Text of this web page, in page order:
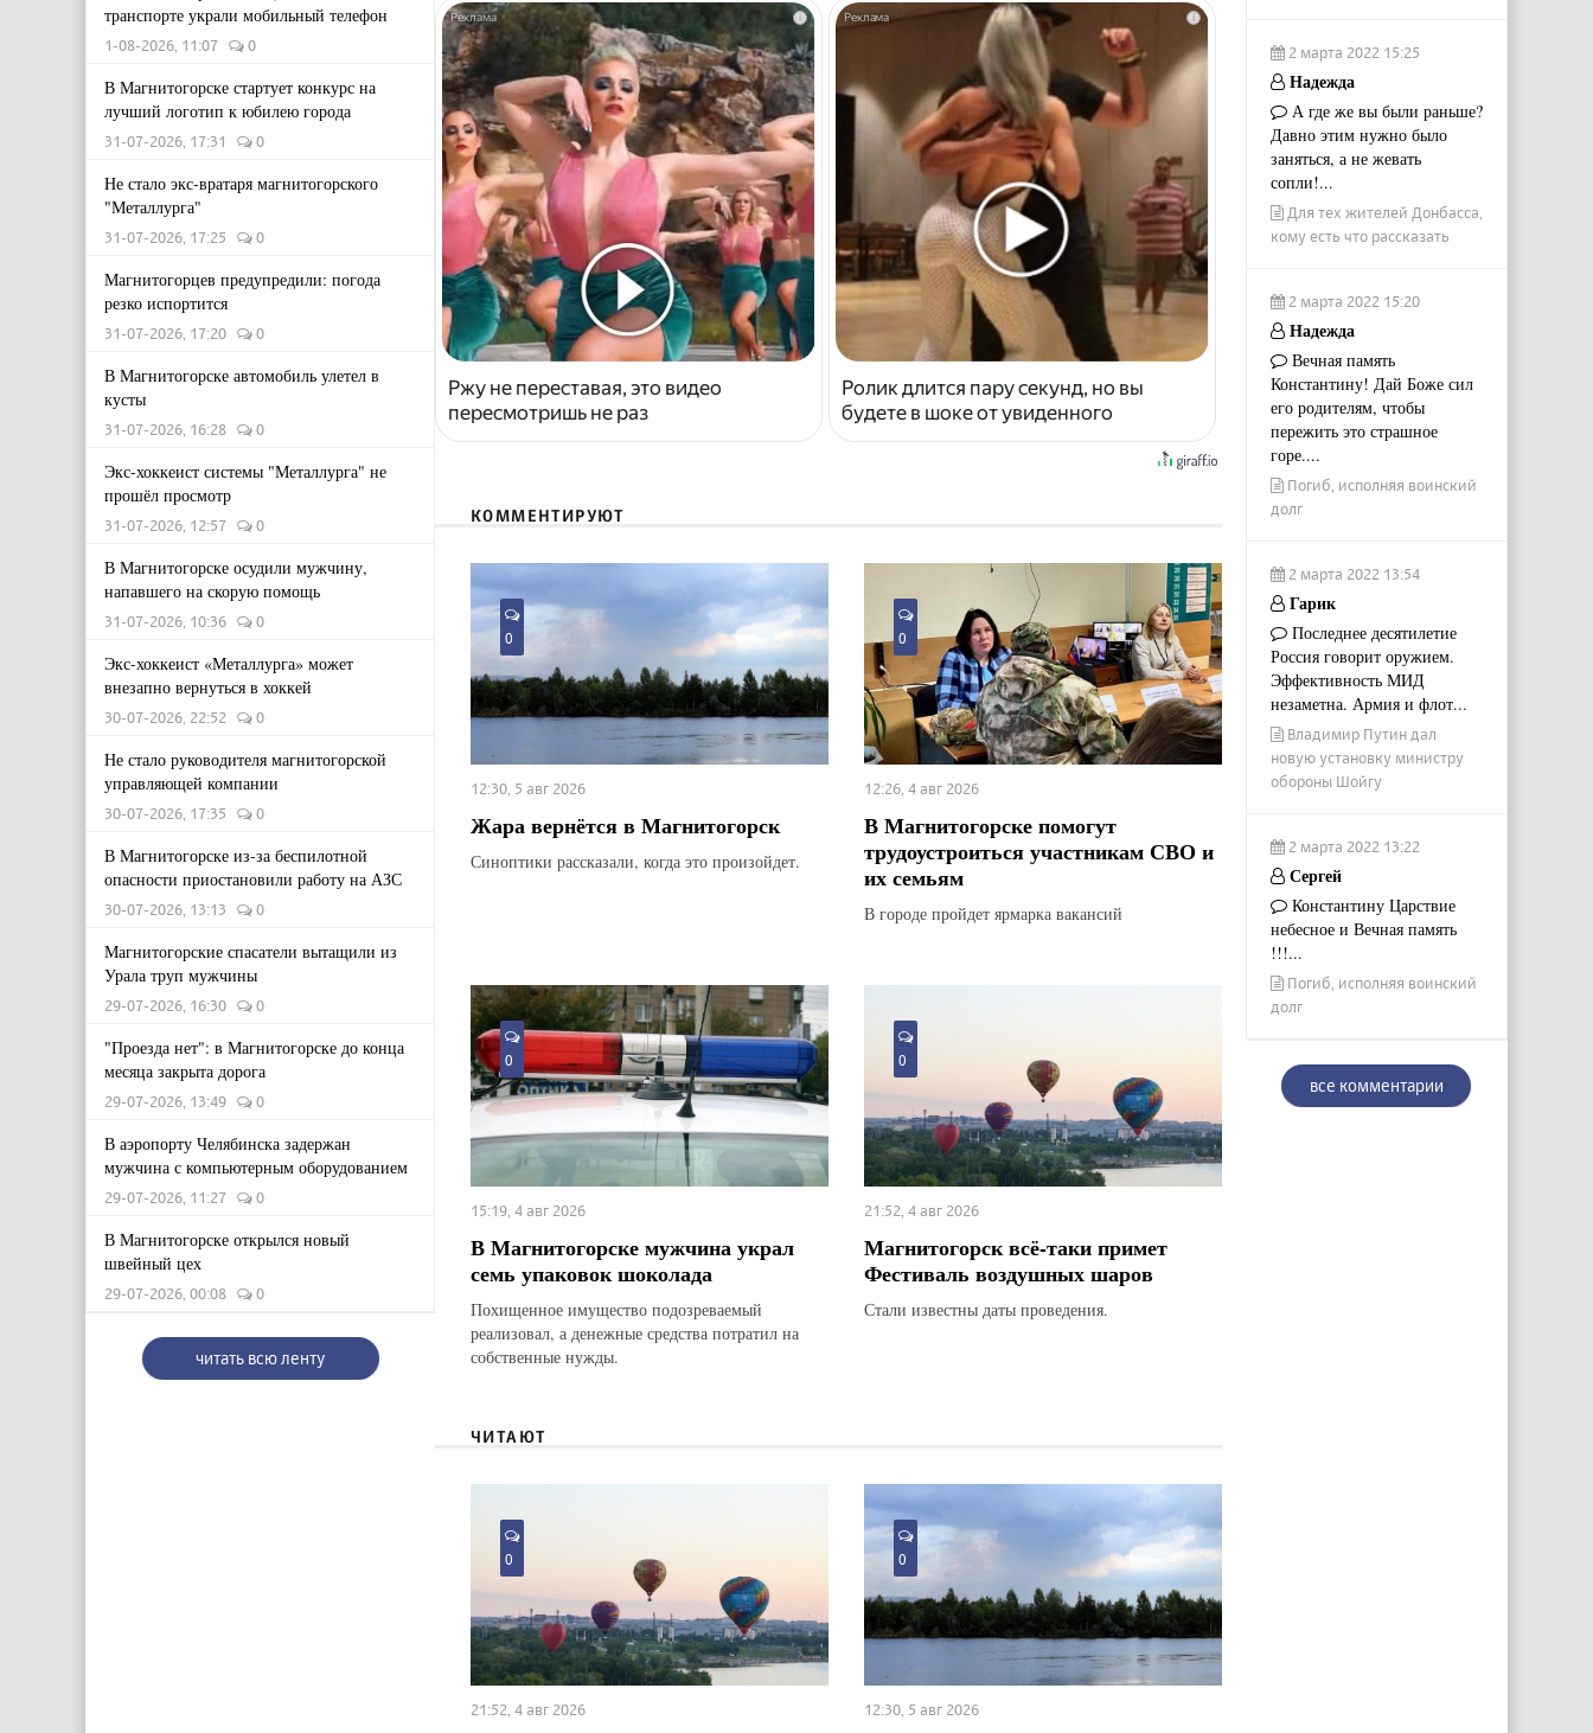
транспорте украли мобильный телефон
1-08-2026, 11:07 0
В Магнитогорске стартует конкурс на
лучший логотип к юбилею города
31-07-2026, 17:31 0
Не стало экс-вратаря магнитогорского
"Металлурга"
31-07-2026, 17:25 0
Магнитогорцев предупредили: погода
резко испортится
31-07-2026, 17:20 0
В Магнитогорске автомобиль улетел в
кусты
31-07-2026, 16:28 0
Экс-хоккеист системы "Металлурга" не
прошёл просмотр
31-07-2026, 12:57 0
В Магнитогорске осудили мужчину,
напавшего на скорую помощь
31-07-2026, 10:36 0
Экс-хоккеист «Металлурга» может
внезапно вернуться в хоккей
30-07-2026, 22:52 0
Не стало руководителя магнитогорской
управляющей компании
30-07-2026, 17:35 0
В Магнитогорске из-за беспилотной
опасности приостановили работу на АЗС
30-07-2026, 13:13 0
Магнитогорские спасатели вытащили из
Урала труп мужчины
29-07-2026, 16:30 0
"Проезда нет": в Магнитогорске до конца
месяца закрыта дорога
29-07-2026, 13:49 0
В аэропорту Челябинска задержан
мужчина с компьютерным оборудованием
29-07-2026, 11:27 0
В Магнитогорске открылся новый
швейный цех
29-07-2026, 00:08 0
читать всю ленту
i
Ржу не переставая, это видео
пересмотришь не раз
i
Ролик длится пару секунд, но вы
будете в шоке от увиденного
КОММЕНТИРУЮТ
0
12:30, 5 авг 2026
Жара вернётся в Магнитогорск
Синоптики рассказали, когда это произойдет.
0
12:26, 4 авг 2026
В Магнитогорске помогут
трудоустроиться участникам СВО и
их семьям
В городе пройдет ярмарка вакансий
0
15:19, 4 авг 2026
В Магнитогорске мужчина украл
семь упаковок шоколада
Похищенное имущество подозреваемый
реализовал, а денежные средства потратил на
собственные нужды.
0
21:52, 4 авг 2026
Магнитогорск всё-таки примет
Фестиваль воздушных шаров
Стали известны даты проведения.
ЧИТАЮТ
0
21:52, 4 авг 2026
0
12:30, 5 авг 2026
2 марта 2022 15:25
Надежда
А где же вы были раньше?
Давно этим нужно было
заняться, а не жевать
сопли!...
Для тех жителей Донбасса,
кому есть что рассказать
2 марта 2022 15:20
Надежда
Вечная память
Константину! Дай Боже сил
его родителям, чтобы
пережить это страшное
горе....
Погиб, исполняя воинский
долг
2 марта 2022 13:54
Гарик
Последнее десятилетие
Россия говорит оружием.
Эффективность МИД
незаметна. Армия и флот...
Владимир Путин дал
новую установку министру
обороны Шойгу
2 марта 2022 13:22
Сергей
Константину Царствие
небесное и Вечная память
!!!...
Погиб, исполняя воинский
долг
все комментарии